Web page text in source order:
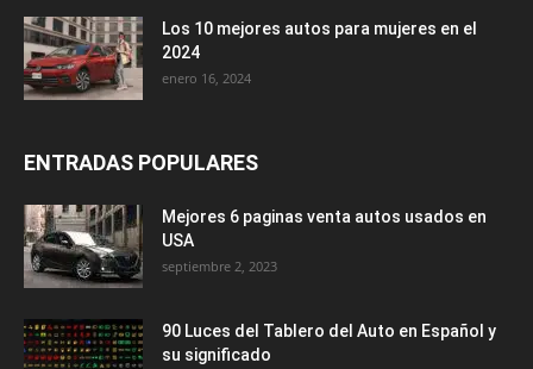
Los 10 mejores autos para mujeres en el
2024
enero 16, 2024
ENTRADAS POPULARES
Mejores 6 paginas venta autos usados en
USA
septiembre 2, 2023
90 Luces del Tablero del Auto en Español y
su significado